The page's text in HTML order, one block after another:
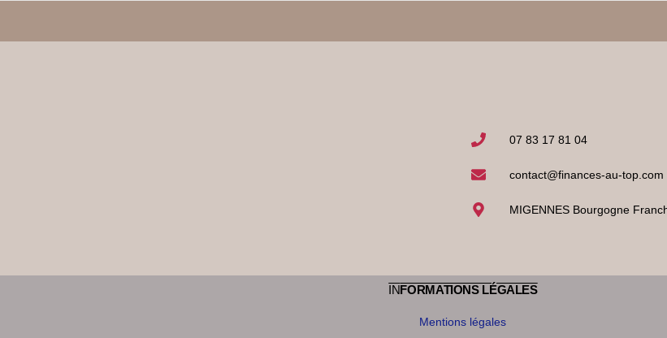
07 83 17 81 04
contact@finances-au-top.com
MIGENNES Bourgogne
IN FORMATIONS LÉGALES
Mentions légales